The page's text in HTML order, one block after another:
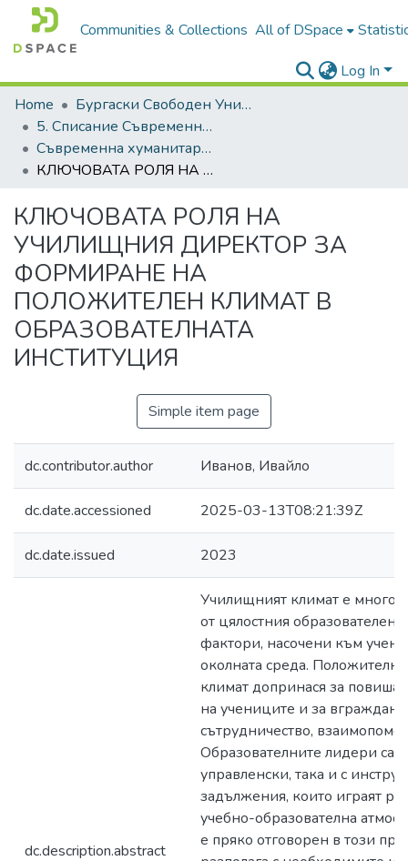
Communities & Collections All of DSpace
Log In
Home
Бургаски Свободен Университет | Burgas Free University
5. Списание Съвременна хуманитаристика | Journal of Contemporary Humanitaristics
Съвременна хуманитаристика, 2023
КЛЮЧОВАТА РОЛЯ НА УЧИЛИЩНИЯ ДИРЕКТОР ЗА ФОРМИРАНЕ НА ПОЛОЖИТЕЛЕН КЛИМАТ В ОБРАЗОВАТЕЛНАТА ИНСТИТУЦИЯ
КЛЮЧОВАТА РОЛЯ НА
УЧИЛИЩНИЯ ДИРЕКТОР ЗА
ФОРМИРАНЕ НА
ПОЛОЖИТЕЛЕН КЛИМАТ В
ОБРАЗОВАТЕЛНАТА
ИНСТИТУЦИЯ
Simple item page
dc.contributor.author Иванов, Ивайло
dc.date.accessioned 2025-03-13T08:21:39Z
dc.date.issued 2023
dc.description.abstract
Училищният климат е
от цялостния образователен
фактори, насочени към
околната среда.
климат допринася за
на учениците и за
сътрудничество,
Образователните лидери са
управленски, така и с
задължения, които играят
учебно-образователна
е пряко отговорен в този